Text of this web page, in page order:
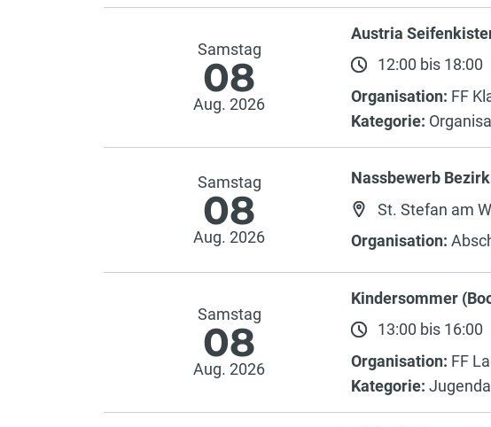
Samstag
08
Aug. 2026
Austria
12:00 bis 18:00
Organisation: FF
Kategorie:
Samstag
08
Aug. 2026
Nassbewerb
St. Stefan am
Organisation:
Samstag
08
Aug. 2026
Kindersommer
13:00 bis 16:00
Organisation: FF
Kategorie: